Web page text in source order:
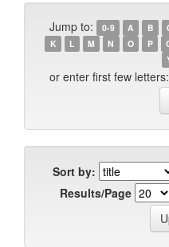
Jump to: 0-9 A B
K
L M N O P
or enter first few letters:
Sort by:
Results/Page